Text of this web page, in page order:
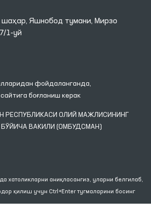
Яшнобод тумани, Мирзо
1-уй
фойдаланганда,
сайтига боғланиш керак
РЕСПУБЛИКАСИ ОЛИЙ МАЖЛИСИНИНГ
ВАКИЛИ (ОМБУДСМАН)
хатоликларни аниқласангиз, уларни белгилаб,
қилиш учун Ctrl+Enter тугмаларини босинг